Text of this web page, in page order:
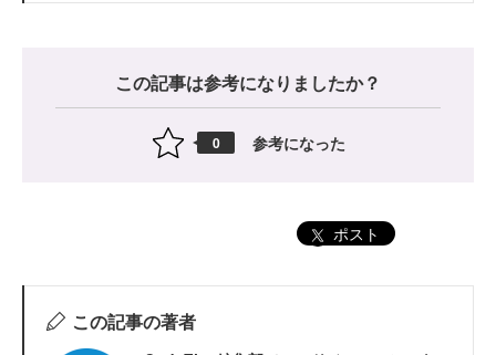
この記事は参考になりましたか？
0 参考になった
ポスト
この記事の著者